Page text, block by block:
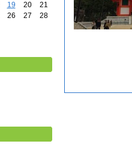
19 20
21
26 27
28